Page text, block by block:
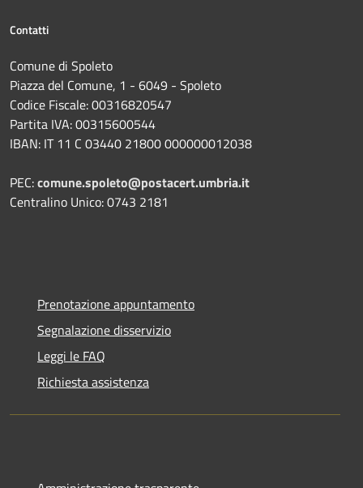
Contatti
Comune di Spoleto
Piazza del Comune, 1 - 6049 - Spoleto
Codice Fiscale: 00316820547
Partita IVA: 00315600544
IBAN: IT 11 C 03440 21800 000000012038
PEC:comune.spoleto@postacert.umbria.it
Centralino Unico: 0743 2181
Prenotazione appuntamento
Segnalazione disservizio
Leggi le FAQ
Richiesta assistenza